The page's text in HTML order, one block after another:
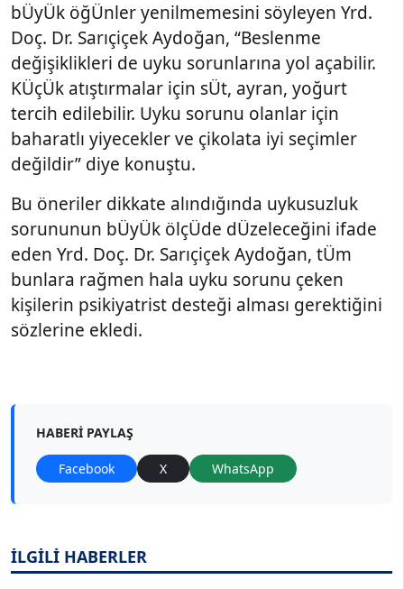
bÜyÜk öğÜnler yenilmemesini söyleyen Yrd.
Doç. Dr. Sarıçiçek Aydoğan, “Beslenme
değişiklikleri de uyku sorunlarına yol açabilir.
KÜçÜk atıştırmalar için sÜt, ayran, yoğurt
tercih edilebilir. Uyku sorunu olanlar için
baharatlı yiyecekler ve çikolata iyi seçimler
değildir” diye konuştu.
Bu öneriler dikkate alındığında uykusuzluk
sorununun bÜyÜk ölçÜde dÜzeleceğini ifade
eden Yrd. Doç. Dr. Sarıçiçek Aydoğan, tÜm
bunlara rağmen hala uyku sorunu çeken
kişilerin psikiyatrist desteği alması gerektiğini
sözlerine ekledi.
HABERI PAYLAŞ
Facebook X WhatsApp
İLGİLİ HABERLER